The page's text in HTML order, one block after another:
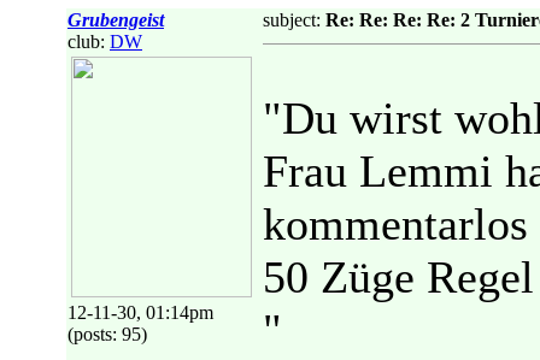
Grubengeist
club: DW
12-11-30, 01:14pm
(posts: 95)
subject: Re: Re: Re: Re: 2
"Du wirst
Frau Lemmi
50 Züge
"